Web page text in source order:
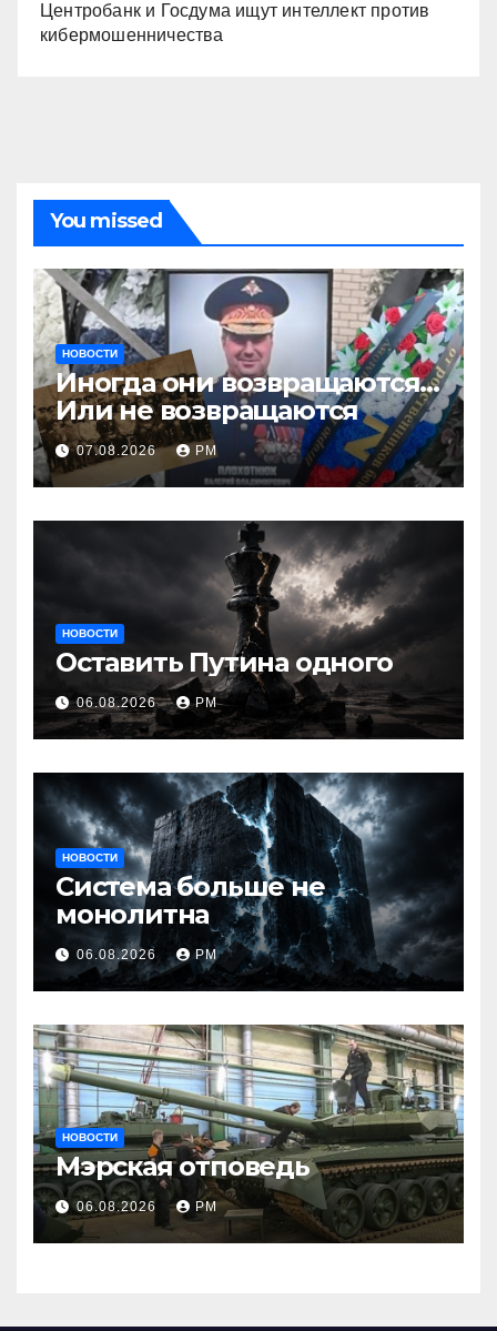
Центробанк и Госдума ищут интеллект против
кибермошенничества
You missed
НОВОСТИ
Иногда они возвращаются…
Или не возвращаются
07.08.2026 РМ
НОВОСТИ
Оставить Путина одного
06.08.2026 РМ
НОВОСТИ
Система больше не
монолитна
06.08.2026 РМ
НОВОСТИ
Мэрская отповедь
06.08.2026 РМ